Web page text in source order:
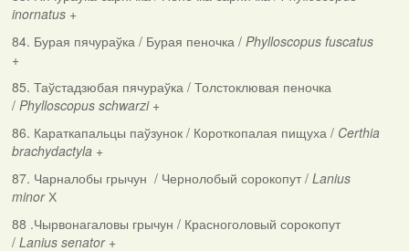
inornatus+
84. Бурая пячураўка / Бурая пеночка / Phylloscopus fuscatus
+
85. Таўстадзюбая пячураўка / Толстоклювая пеночка
/ Phylloscopus schwarzi +
86. Караткапальцы паўзунок / Короткопалая пищуха / Certhia
brachydactyla+
87. Чарналобы грычун / Чернолобый сорокопут / Lanius
minorХ
88 .Чырвонагаловы грычун / Красноголовый сорокопут
/ Lanius senator +